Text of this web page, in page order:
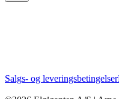
Salgs- og leveringsbetingelser